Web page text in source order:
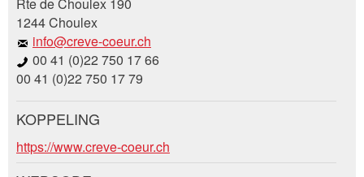
Algemene feedback
Vermelding niet langer geldig
Onvolledige vermelding
1244 Choulex
info@creve-coeur.ch
00 41 (0)22 750 17 66
00 41 (0)22 750 17 79
Boekingsaanvraag
KOPPELING
https://www.creve-coeur.ch